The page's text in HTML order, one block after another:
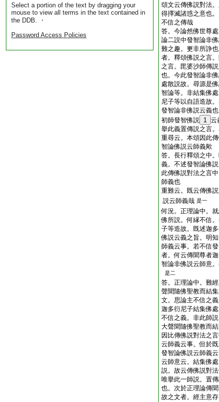
Select a portion of the text by dragging your
mouse to view all terms in the text contained in
the DDB. ・
Password Access Policies
頌文云傳佛説對法
得擇滅諸惑之意也
不信之傳哉
答。今論然佛世尊
論二説中發智論非
難之趣。更非所諍
者。釋頌佛説之言
之言。毘婆沙師傳
也。今此發智論非
處散説故。尋源是
智論等。非結集佛
尼子等以自語造故
發智論非佛説云義
初師發智佛説 1 云
擧此義置傳説之言
重尋云。本頌因此
智論佛説云師義歟
答。長行釋頌之中
義。不述發智論佛
此傳佛説對法之言
師義也
重難云。既云傳佛
説云師義哉 是一
何況。正理論中。
佛所説。何縁不信
子等造故。既述迦
佛説云義之旨。明
師義云事。若不信
者。何云傳聞尊者
智論非佛説云師意
是二
答。正理論中。難
聲聞隨佛聖教而結
文。思論主不信之
迦多衍尼子結集佛
不信之義。非此師
大聲聞隨佛聖教而
因比傳佛説對法之
云師義云事。但於
發智論佛説云師義
云師意云。結集佛
説。故云傳佛説對
唯擧此一師説。置
也。次於正理論傳
故之文者。經主意